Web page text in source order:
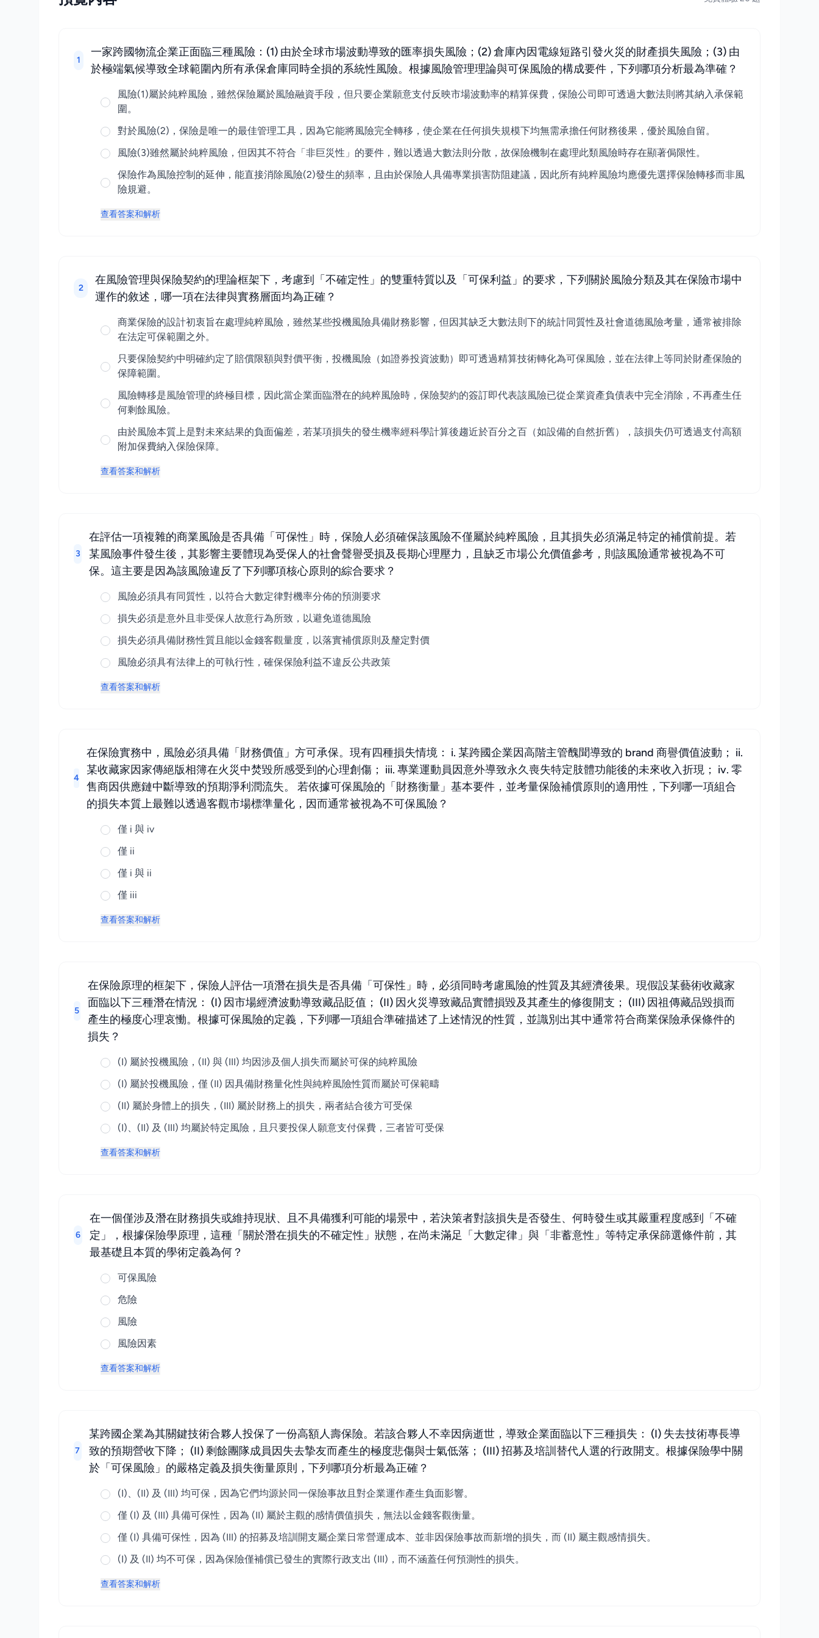
1
一家跨國物流企業正面臨三種風險：(1) 由於全球市場波動導致的匯率損失風險；(2) 倉庫內因電線短路引發火災的財產損失風險；(3) 由
於極端氣候導致全球範圍內所有承保倉庫同時全損的系統性風險。根據風險管理理論與可保風險的構成要件，下列哪項分析最為準確？
風險(1)屬於純粹風險，雖然保險屬於風險融資手段，但只要企業願意支付反映市場波動率的精算保費，保險公司即可透過大數法則將其納入承保範
圍。
對於風險(2)，保險是唯一的最佳管理工具，因為它能將風險完全轉移，使企業在任何損失規模下均無需承擔任何財務後果，優於風險自留。
風險(3)雖然屬於純粹風險，但因其不符合「非巨災性」的要件，難以透過大數法則分散，故保險機制在處理此類風險時存在顯著侷限性。
保險作為風險控制的延伸，能直接消除風險(2)發生的頻率，且由於保險人具備專業損害防阻建議，因此所有純粹風險均應優先選擇保險轉移而非風
險規避。
查看答案和解析
2
在風險管理與保險契約的理論框架下，考慮到「不確定性」的雙重特質以及「可保利益」的要求，下列關於風險分類及其在保險市場中
運作的敘述，哪一項在法律與實務層面均為正確？
商業保險的設計初衷旨在處理純粹風險，雖然某些投機風險具備財務影響，但因其缺乏大數法則下的統計同質性及社會道德風險考量，通常被排除
在法定可保範圍之外。
只要保險契約中明確約定了賠償限額與對價平衡，投機風險（如證券投資波動）即可透過精算技術轉化為可保風險，並在法律上等同於財產保險的
保障範圍。
風險轉移是風險管理的終極目標，因此當企業面臨潛在的純粹風險時，保險契約的簽訂即代表該風險已從企業資產負債表中完全消除，不再產生任
何剩餘風險。
由於風險本質上是對未來結果的負面偏差，若某項損失的發生機率經科學計算後趨近於百分之百（如設備的自然折舊），該損失仍可透過支付高額
附加保費納入保險保障。
查看答案和解析
3
在評估一項複雜的商業風險是否具備「可保性」時，保險人必須確保該風險不僅屬於純粹風險，且其損失必須滿足特定的補償前提。若
某風險事件發生後，其影響主要體現為受保人的社會聲譽受損及長期心理壓力，且缺乏市場公允價值參考，則該風險通常被視為不可
保。這主要是因為該風險違反了下列哪項核心原則的綜合要求？
風險必須具有同質性，以符合大數定律對機率分佈的預測要求
損失必須是意外且非受保人故意行為所致，以避免道德風險
損失必須具備財務性質且能以金錢客觀量度，以落實補償原則及釐定對價
風險必須具有法律上的可執行性，確保保險利益不違反公共政策
查看答案和解析
4
在保險實務中，風險必須具備「財務價值」方可承保。現有四種損失情境： i. 某跨國企業因高階主管醜聞導致的 brand 商譽價值波動； ii.
某收藏家因家傳絕版相簿在火災中焚毀所感受到的心理創傷； iii. 專業運動員因意外導致永久喪失特定肢體功能後的未來收入折現； iv. 零
售商因供應鏈中斷導致的預期淨利潤流失。 若依據可保風險的「財務衡量」基本要件，並考量保險補償原則的適用性，下列哪一項組合
的損失本質上最難以透過客觀市場標準量化，因而通常被視為不可保風險？
僅 i 與 iv
僅 ii
僅 i 與 ii
僅 iii
查看答案和解析
5
在保險原理的框架下，保險人評估一項潛在損失是否具備「可保性」時，必須同時考慮風險的性質及其經濟後果。現假設某藝術收藏家
面臨以下三種潛在情況： (I) 因市場經濟波動導致藏品貶值； (II) 因火災導致藏品實體損毀及其產生的修復開支； (III) 因祖傳藏品毀損而
產生的極度心理哀慟。根據可保風險的定義，下列哪一項組合準確描述了上述情況的性質，並識別出其中通常符合商業保險承保條件的
損失？
(I) 屬於投機風險，(II) 與 (III) 均因涉及個人損失而屬於可保的純粹風險
(I) 屬於投機風險，僅 (II) 因具備財務量化性與純粹風險性質而屬於可保範疇
(II) 屬於身體上的損失，(III) 屬於財務上的損失，兩者結合後方可受保
(I)、(II) 及 (III) 均屬於特定風險，且只要投保人願意支付保費，三者皆可受保
查看答案和解析
6
在一個僅涉及潛在財務損失或維持現狀、且不具備獲利可能的場景中，若決策者對該損失是否發生、何時發生或其嚴重程度感到「不確
定」，根據保險學原理，這種「關於潛在損失的不確定性」狀態，在尚未滿足「大數定律」與「非蓄意性」等特定承保篩選條件前，其
最基礎且本質的學術定義為何？
可保風險
危險
風險
風險因素
查看答案和解析
7
某跨國企業為其關鍵技術合夥人投保了一份高額人壽保險。若該合夥人不幸因病逝世，導致企業面臨以下三種損失： (I) 失去技術專長導
致的預期營收下降； (II) 剩餘團隊成員因失去摯友而產生的極度悲傷與士氣低落； (III) 招募及培訓替代人選的行政開支。根據保險學中關
於「可保風險」的嚴格定義及損失衡量原則，下列哪項分析最為正確？
(I)、(II) 及 (III) 均可保，因為它們均源於同一保險事故且對企業運作產生負面影響。
僅 (I) 及 (III) 具備可保性，因為 (II) 屬於主觀的感情價值損失，無法以金錢客觀衡量。
僅 (I) 具備可保性，因為 (III) 的招募及培訓開支屬企業日常營運成本、並非因保險事故而新增的損失，而 (II) 屬主觀感情損失。
(I) 及 (II) 均不可保，因為保險僅補償已發生的實際行政支出 (III)，而不涵蓋任何預測性的損失。
查看答案和解析